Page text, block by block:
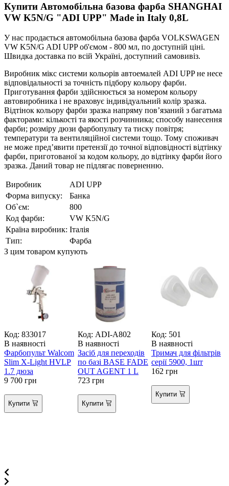
Купити Автомобільна базова фарба SHANGHAI
VW K5N/G "ADI UPP" Made in Italy 0,8L
У нас продається автомобільна базова фарба VOLKSWAGEN
VW K5N/G ADI UPP об'ємом - 800 мл, по доступній ціні.
Швидка доставка по всій Україні, доступний самовивіз.
Виробник мікс системи кольорів автоемалей ADI UPP не несе
відповідальності за точність підбору кольору фарби.
Приготування фарби здійснюється за номером кольору
автовиробника і не враховує індивідуальний колір зразка.
Відтінок кольору фарби зразка напряму пов’язаний з багатьма
факторами: кількості та якості розчинника; способу нанесення
фарби; розміру дюзи фарбопульту та тиску повітря;
температури та вентиляційної системи тощо. Тому споживач
не може пред’явити претензії до точної відповідності відтінку
фарби, приготованої за кодом кольору, до відтінку фарби його
зразка. Даний товар не підлягає поверненню.
Виробник
ADI UPP
Форма випуску:
Банка
Об`єм:
800
Код фарби:
VW K5N/G
Країна виробник: Італія
Тип:
Фарба
З цим товаром купують
Код: 833017
В наявності
Фарбопульт Walcom
Slim X-Light HVLP
1.7 дюза
9 700 грн
Купити
Код: ADI-A802
В наявності
Засіб для переходів
по базі BASE FADE
OUT AGENT 1 L
723 грн
Купити
Код: 501
В наявності
Тримач для фільтрів
серії 5900, 1шт
162 грн
Купити